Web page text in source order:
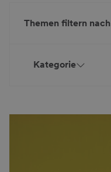
Themen filtern nach
Kategorie